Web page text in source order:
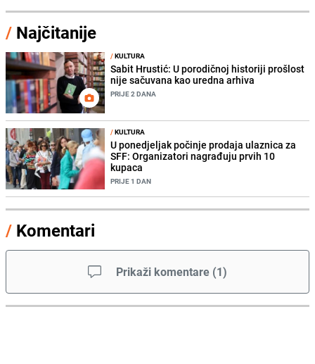
/ Najčitanije
/KULTURA
Sabit Hrustić: U porodičnoj historiji prošlost
nije sačuvana kao uredna arhiva
PRIJE 2 DANA
/KULTURA
U ponedjeljak počinje prodaja ulaznica za
SFF: Organizatori nagrađuju prvih 10
kupaca
PRIJE 1 DAN
/ Komentari
Prikaži komentare (1)